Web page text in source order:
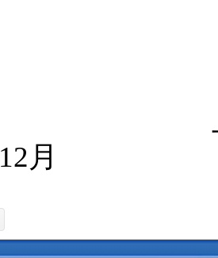
12 月